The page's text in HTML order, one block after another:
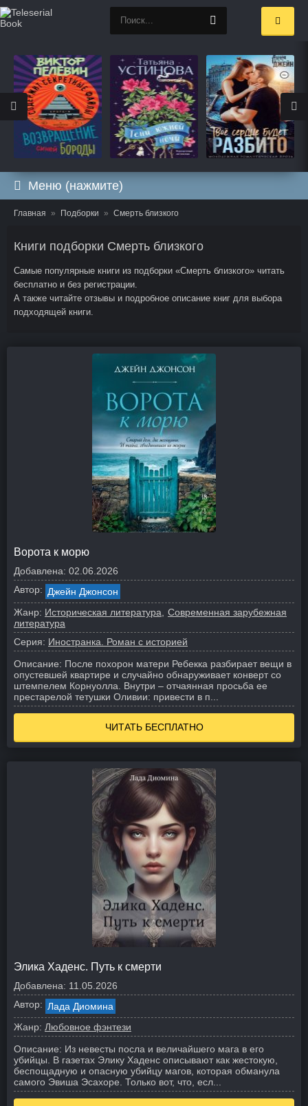
Меню (нажмите)
Главная Подборки Смерть близкого
Книги подборки Смерть близкого
Самые популярные книги из подборки «Смерть близкого» читать
бесплатно и без регистрации.
А также читайте отзывы и подробное описание книг для выбора
подходящей книги.
Ворота к морю
Добавлена: 02.06.2026
Автор: Джейн Джонсон
Жанр: Историческая литература
Современная зарубежная
литература
Серия: Иностранка. Роман с историей
Описание: После похорон матери Ребекка разбирает вещи в
опустевшей квартире и случайно обнаруживает конверт со
штемпелем Корнуолла. Внутри – отчаянная просьба ее
престарелой тетушки Оливии: привести в п...
ЧИТАТЬ БЕСПЛАТНО
Элика Хаденс. Путь к смерти
Добавлена: 11.05.2026
Автор: Лада Диомина
Жанр: Любовное фэнтези
Описание: Из невесты посла и величайшего мага в его
убийцы. В газетах Элику Хаденс описывают как жестокую,
беспощадную и опасную убийцу магов, которая обманула
самого Эвиша Эсахоре. Только вот, что, есл...